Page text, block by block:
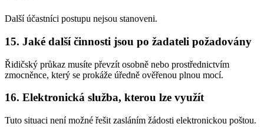
Další účastníci postupu nejsou stanoveni.
15. Jaké další činnosti jsou po žadateli požadovány
Řidičský průkaz musíte převzít osobně nebo prostřednictvím
zmocněnce, který se prokáže úředně ověřenou plnou mocí.
16. Elektronická služba, kterou lze využít
Tuto situaci není možné řešit zasláním žádosti elektronickou poštou.